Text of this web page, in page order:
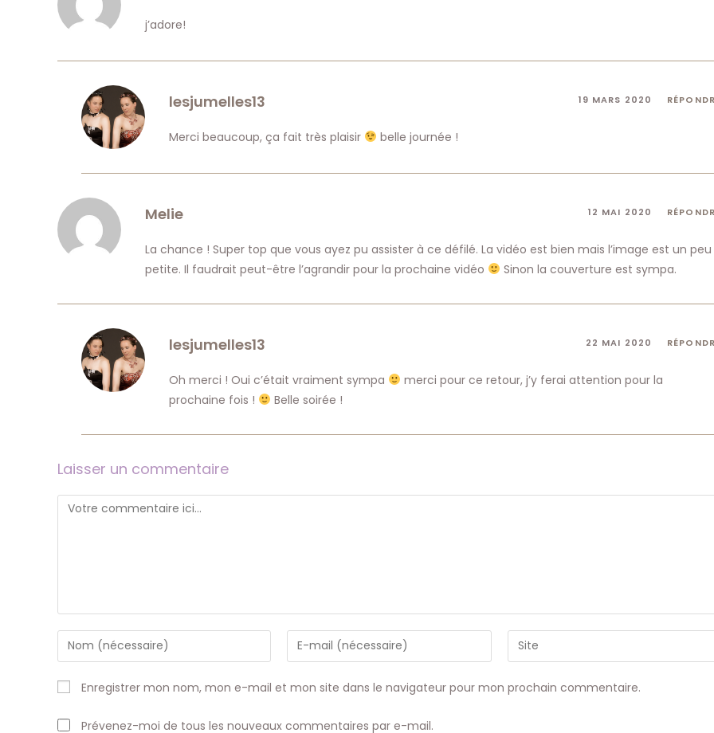
j’adore!
lesjumelles13 19 MARS 2020
Merci beaucoup, ça fait très plaisir belle journée !
Melie 12 MAI 2020
La chance ! Super top que vous ayez pu assister à ce défilé. La vidéo est bien mais l’image est un peu
petite. Il faudrait peut-être l’agrandir pour la prochaine vidéo
Sinon la couverture est sympa.
lesjumelles13 22 MAI 2020
Oh merci ! Oui c’était vraiment sympa
merci pour ce retour, j’y ferai attention pour la
prochaine fois !
Belle soirée !
Laisser un commentaire
Comment
Enter
your
name
or
username
Enter
your
Saisir
l’URL
votre
Enregistrer mon nom, mon e-mail et mon site dans le navigateur pour mon prochain commentaire.
Prévenez-moi de tous les nouveaux commentaires par e-mail.